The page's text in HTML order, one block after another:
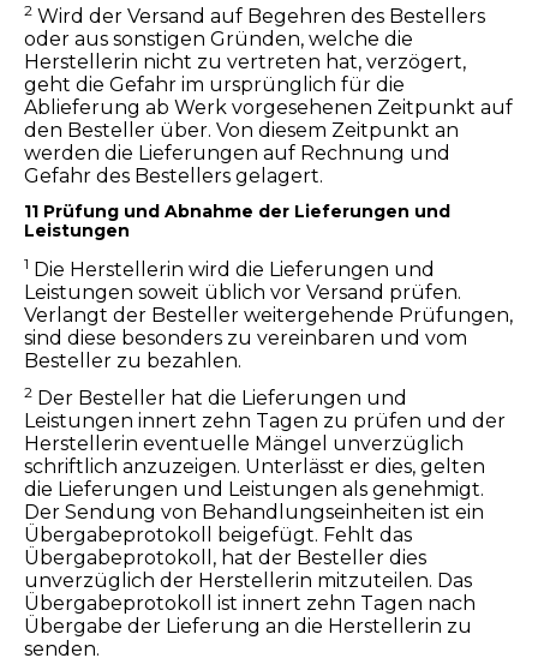
2 Wird der Versand auf Begehren des Bestellers
oder aus sonstigen Gründen, welche die
Herstellerin nicht zu vertreten hat, verzögert,
geht die Gefahr im ursprünglich für die
Ablieferung ab Werk vorgesehenen Zeitpunkt auf
den Besteller über. Von diesem Zeitpunkt an
werden die Lieferungen auf Rechnung und
Gefahr des Bestellers gelagert.
11 Prüfung und Abnahme der Lieferungen und
Leistungen
1 Die Herstellerin wird die Lieferungen und
Leistungen soweit üblich vor Versand prüfen.
Verlangt der Besteller weitergehende Prüfungen,
sind diese besonders zu vereinbaren und vom
Besteller zu bezahlen.
2 Der Besteller hat die Lieferungen und
Leistungen innert zehn Tagen zu prüfen und der
Herstellerin eventuelle Mängel unverzüglich
schriftlich anzuzeigen. Unterlässt er dies, gelten
die Lieferungen und Leistungen als genehmigt.
Der Sendung von Behandlungseinheiten ist ein
Übergabeprotokoll beigefügt. Fehlt das
Übergabeprotokoll, hat der Besteller dies
unverzüglich der Herstellerin mitzuteilen. Das
Übergabeprotokoll ist innert zehn Tagen nach
Übergabe der Lieferung an die Herstellerin zu
senden.